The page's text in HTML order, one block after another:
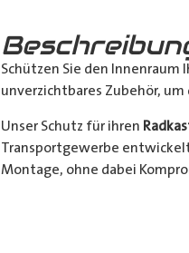
Schützen Sie den Innenraum
unverzichtbares Zubehör, um
Unser Schutz für ihren
Transportgewerbe
Montage, ohne dabei